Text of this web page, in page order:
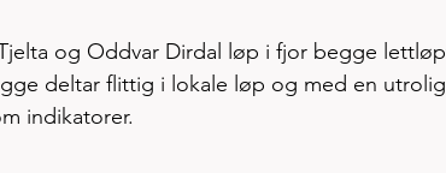
og Oddvar Dirdal løp i fjor begge
deltar flittig i lokale løp og med en
indikatorer.